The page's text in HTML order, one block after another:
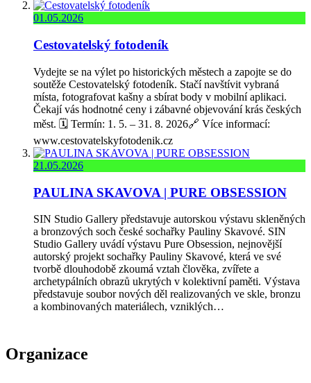
01.05.2026
Cestovatelský fotodeník
Vydejte se na výlet po historických městech a zapojte se do
soutěže Cestovatelský fotodeník. Stačí navštívit vybraná
místa, fotografovat kašny a sbírat body v mobilní aplikaci.
Čekají vás hodnotné ceny i zábavné objevování krás českých
měst. 🗓️ Termín: 1. 5. – 31. 8. 2026🔗 Více informací:
www.cestovatelskyfotodenik.cz
21.05.2026
PAULINA SKAVOVA | PURE OBSESSION
SIN Studio Gallery představuje autorskou výstavu skleněných
a bronzových soch české sochařky Pauliny Skavové. SIN
Studio Gallery uvádí výstavu Pure Obsession, nejnovější
autorský projekt sochařky Pauliny Skavové, která ve své
tvorbě dlouhodobě zkoumá vztah člověka, zvířete a
archetypálních obrazů ukrytých v kolektivní paměti. Výstava
představuje soubor nových děl realizovaných ve skle, bronzu
a kombinovaných materiálech, vzniklých…
Organizace